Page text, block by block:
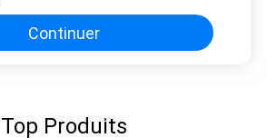
Continuer
Top Produits